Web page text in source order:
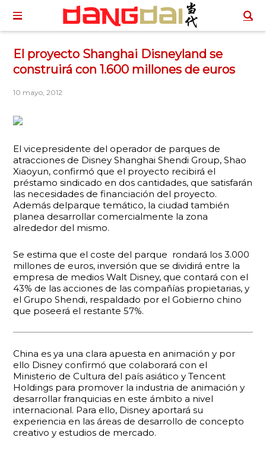
El proyecto Shanghai Disneyland se
construirá con 1.600 millones de euros
10 mayo, 2012
El vicepresidente del operador de parques de
atracciones de Disney Shanghai Shendi Group, Shao
Xiaoyun, confirmó que el proyecto recibirá el
préstamo sindicado en dos cantidades, que satisfarán
las necesidades de financiación del proyecto.
Además delparque temático, la ciudad también
planea desarrollar comercialmente la zona
alrededor del mismo.
Se estima que el coste del parque rondará los 3.000
millones de euros, inversión que se dividirá entre la
empresa de medios Walt Disney, que contará con el
43% de las acciones de las compañías propietarias, y
el Grupo Shendi, respaldado por el Gobierno chino
que poseerá el restante 57%.
China es ya una clara apuesta en animación y por
ello Disney confirmó que colaborará con el
Ministerio de Cultura del país asiático y Tencent
Holdings para promover la industria de animación y
desarrollar franquicias en este ámbito a nivel
internacional. Para ello, Disney aportará su
experiencia en las áreas de desarrollo de concepto
creativo y estudios de mercado.